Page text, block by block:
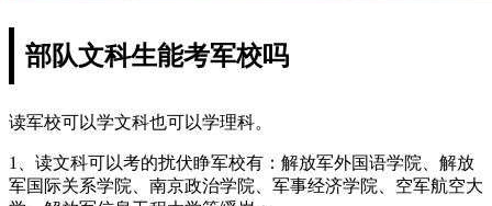
部队文科生能考军校吗
读军校可以学文科也可以学理科。
1、读文科可以考的扰伏睁军校有：解放军外国语学院、解放
军国际关系学院、南京政治学院、军事经济学院、空军航空大